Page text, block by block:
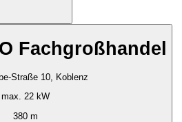
Fachgroßhandel
Straße 10, Koblenz
max. 22 kW
380 m